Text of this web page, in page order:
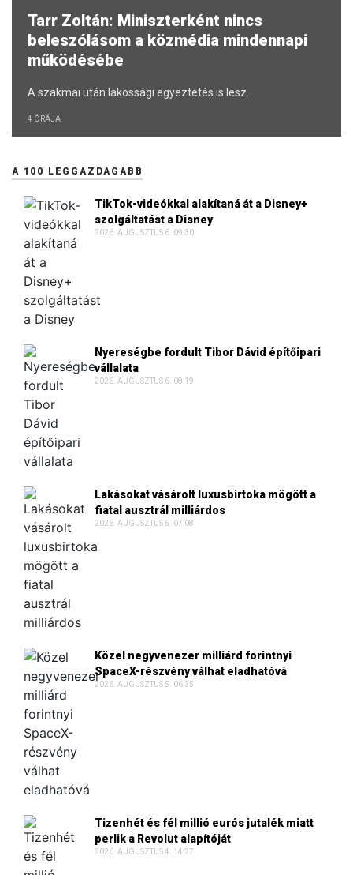
Tarr Zoltán: Miniszterként nincs
beleszólásom a közmédia mindennapi
működésébe
A szakmai után lakossági egyeztetés is lesz.
4 ÓRÁJA
A 100 LEGGAZDAGABB
TikTok-videókkal alakítaná át a Disney+
szolgáltatást a Disney
2026. AUGUSZTUS 6. 09:30
Nyereségbe fordult Tibor Dávid építőipari
vállalata
2026. AUGUSZTUS 6. 08:19
Lakásokat vásárolt luxusbirtoka mögött a
fiatal ausztrál milliárdos
2026. AUGUSZTUS 5. 07:08
Közel negyvenezer milliárd forintnyi
SpaceX-részvény válhat eladhatóvá
2026. AUGUSZTUS 5. 06:35
Tizenhét és fél millió eurós jutalék miatt
perlik a Revolut alapítóját
2026. AUGUSZTUS 4. 14:27